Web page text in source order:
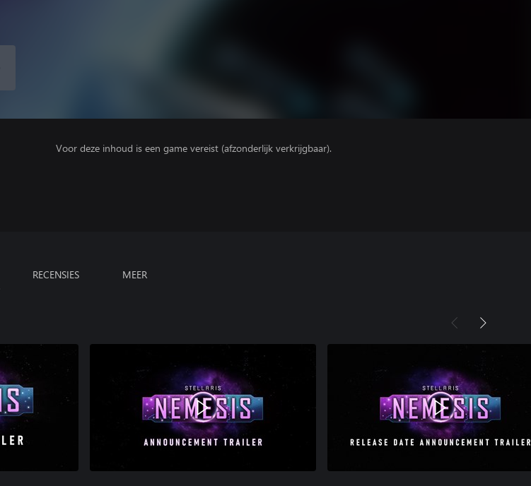
Voor deze inhoud is een game vereist (afzonderlijk verkrijgbaar).
RECENSIES MEER